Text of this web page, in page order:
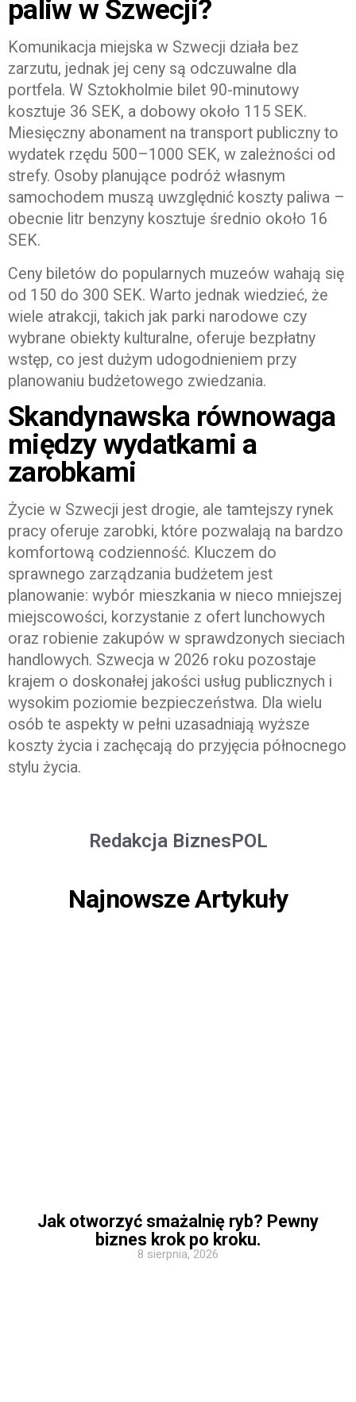
paliw w Szwecji?
Komunikacja miejska w Szwecji działa bez
zarzutu, jednak jej ceny są odczuwalne dla
portfela. W Sztokholmie bilet 90-minutowy
kosztuje 36 SEK, a dobowy około 115 SEK.
Miesięczny abonament na transport publiczny to
wydatek rzędu 500–1000 SEK, w zależności od
strefy. Osoby planujące podróż własnym
samochodem muszą uwzględnić koszty paliwa –
obecnie litr benzyny kosztuje średnio około 16
SEK.
Ceny biletów do popularnych muzeów wahają się
od 150 do 300 SEK. Warto jednak wiedzieć, że
wiele atrakcji, takich jak parki narodowe czy
wybrane obiekty kulturalne, oferuje bezpłatny
wstęp, co jest dużym udogodnieniem przy
planowaniu budżetowego zwiedzania.
Skandynawska równowaga
między wydatkami a
zarobkami
Życie w Szwecji jest drogie, ale tamtejszy rynek
pracy oferuje zarobki, które pozwalają na bardzo
komfortową codzienność. Kluczem do
sprawnego zarządzania budżetem jest
planowanie: wybór mieszkania w nieco mniejszej
miejscowości, korzystanie z ofert lunchowych
oraz robienie zakupów w sprawdzonych sieciach
handlowych. Szwecja w 2026 roku pozostaje
krajem o doskonałej jakości usług publicznych i
wysokim poziomie bezpieczeństwa. Dla wielu
osób te aspekty w pełni uzasadniają wyższe
koszty życia i zachęcają do przyjęcia północnego
stylu życia.
Redakcja BiznesPOL
Najnowsze Artykuły
Jak otworzyć smażalnię ryb? Pewny
biznes krok po kroku.
8 sierpnia, 2026